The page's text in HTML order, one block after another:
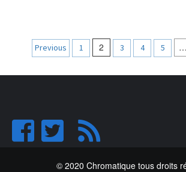
Navigation
des
articles
Previous 1 2 3 4 5 …
© 2020 Chromatique tous droits